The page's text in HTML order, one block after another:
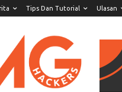
Tips Dan Tutorial Ulasan